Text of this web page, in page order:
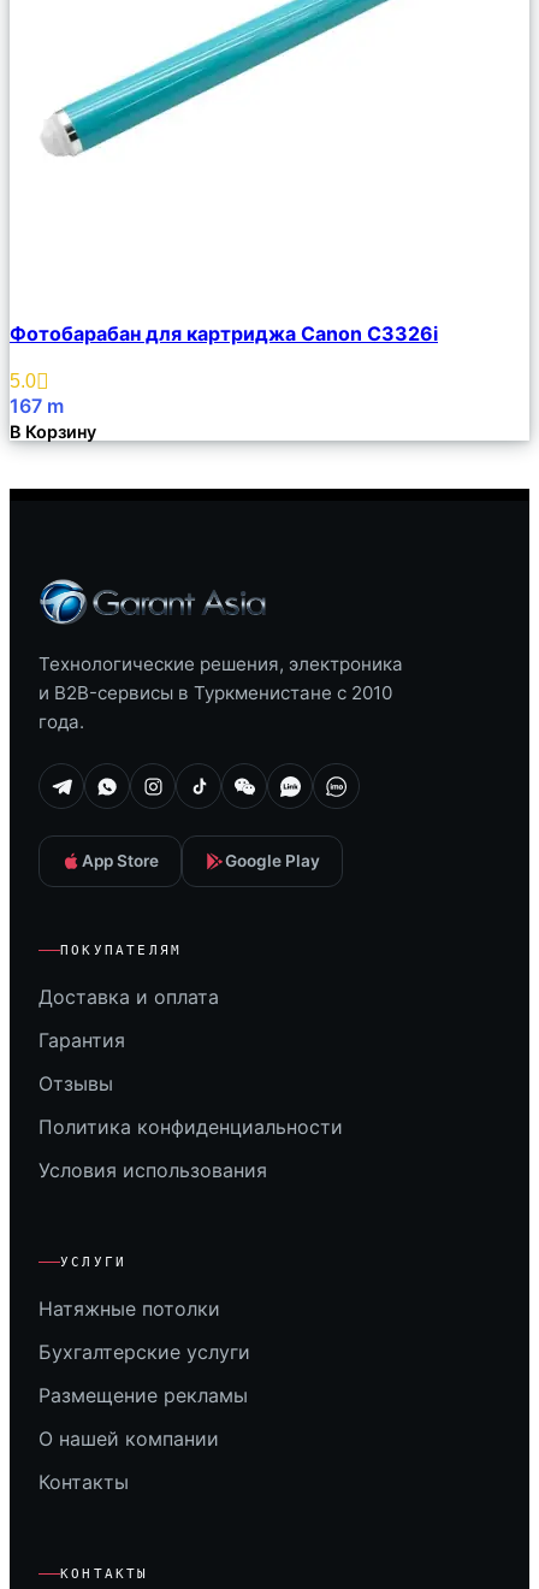
Описание
Избранное
Фотобарабан для картриджа Canon C3326i
5.0
167 m
В Корзину
Технологические решения, электроника
и B2B-сервисы в Туркменистане с 2010
года.
App Store Google Play
ПОКУПАТЕЛЯМ
Доставка и оплата
Гарантия
Отзывы
Политика конфиденциальности
Условия использования
УСЛУГИ
Натяжные потолки
Бухгалтерские услуги
Размещение рекламы
О нашей компании
Контакты
КОНТАКТЫ